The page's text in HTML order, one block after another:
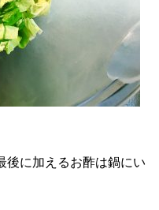
に加えるお酢は鍋にい